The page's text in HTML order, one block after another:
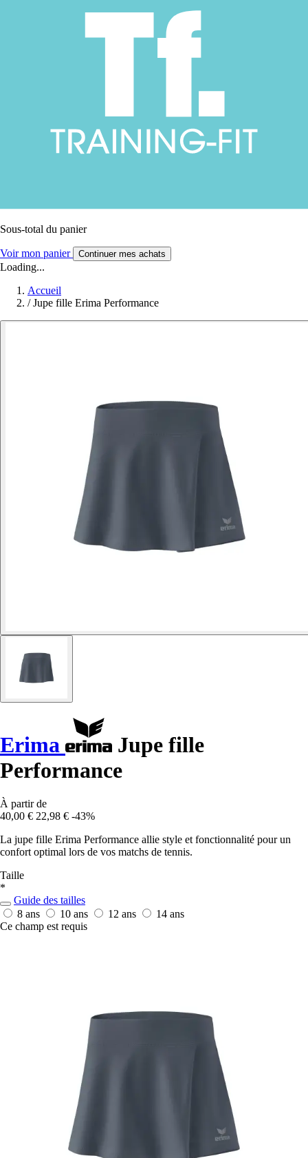
Sous-total du panier
Voir mon panier Continuer mes achats
Loading...
Accueil
/ Jupe fille Erima Performance
Erima
Jupe fille
Performance
À partir de
40,00 € 22,98 € -43%
La jupe fille Erima Performance allie style et fonctionnalité pour un
confort optimal lors de vos matchs de tennis.
Taille
*
Guide des tailles
8 ans
10 ans 12 ans
14 ans
Ce champ est requis